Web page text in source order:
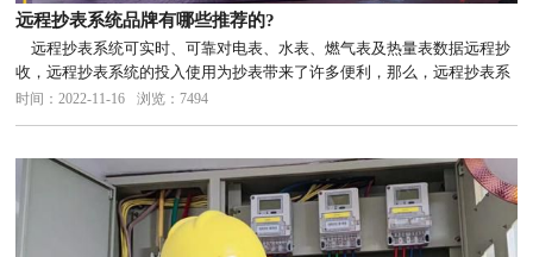
远程抄表系统品牌有哪些推荐的?
远程抄表系统可实时、可靠对电表、水表、燃气表及热量表数据远程抄
收，远程抄表系统的投入使用为抄表带来了许多便利，那么，远程抄表系
统品牌有哪些比较推荐的?
时间：2022-11-16 浏览：7494